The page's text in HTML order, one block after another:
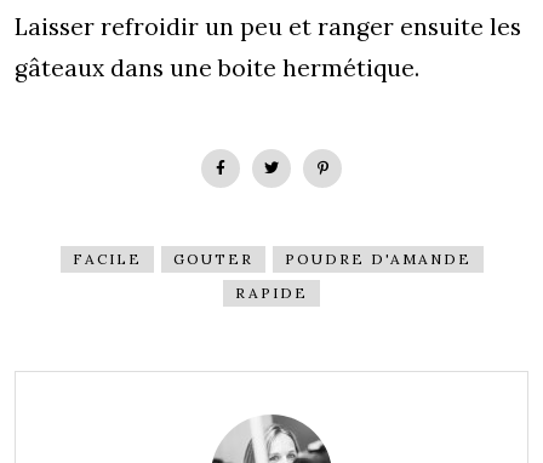
Laisser refroidir un peu et ranger ensuite les
gâteaux dans une boite hermétique.
FACILE GOUTER
POUDRE D'AMANDE
RAPIDE